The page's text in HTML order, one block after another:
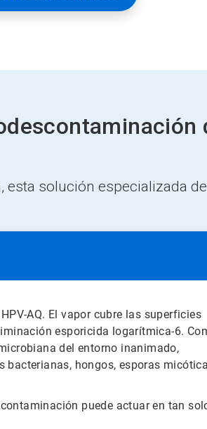
solución especializada
AQ. El vapor cubre las superficies
esporicida logarítmica-6.
del entorno inanimado,
bacterianas, hongos, esporas
puede actuar en tan